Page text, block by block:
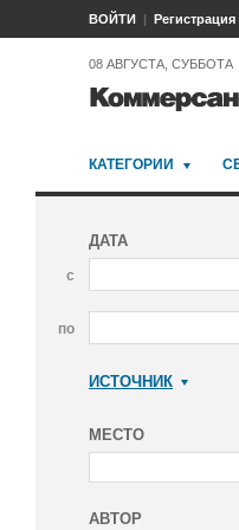
ВОЙТИ Регистрация
08 АВГУСТА, СУББОТА
КАТЕГОРИИ
ДАТА
с
по
ИСТОЧНИК
МЕСТО
АВТОР